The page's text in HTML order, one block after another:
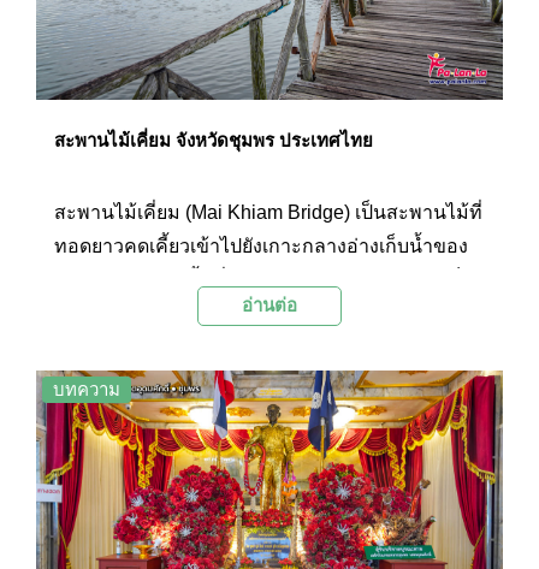
สะพานไม้เคี่ยม จังหวัดชุมพร ประเทศไทย
สะพานไม้เคี่ยม (Mai Khiam Bridge) เป็นสะพานไม้ที่
ทอดยาวคดเคี้ยวเข้าไปยังเกาะกลางอ่างเก็บน้ำของ
เส้นทางชมธรรมชาติกลางบึงใหญ่ที่โอบล้อมด้วยป่า
ของธรรมชาติโดยรอบในช่วงพระอาทิตย์ขึ้นและ
พระอาทิตย์ตกที่แสงอาทิตย์จะสะท้อนกับผิวน้ำอย่าง
สวยงาม เป็นจุดชมวิวและจุดถ่ายภาพที่ได้รับความ
สนใจจากนักท่องเที่ยวเป็นอย่างมาก
อ่านต่อ
บทความ